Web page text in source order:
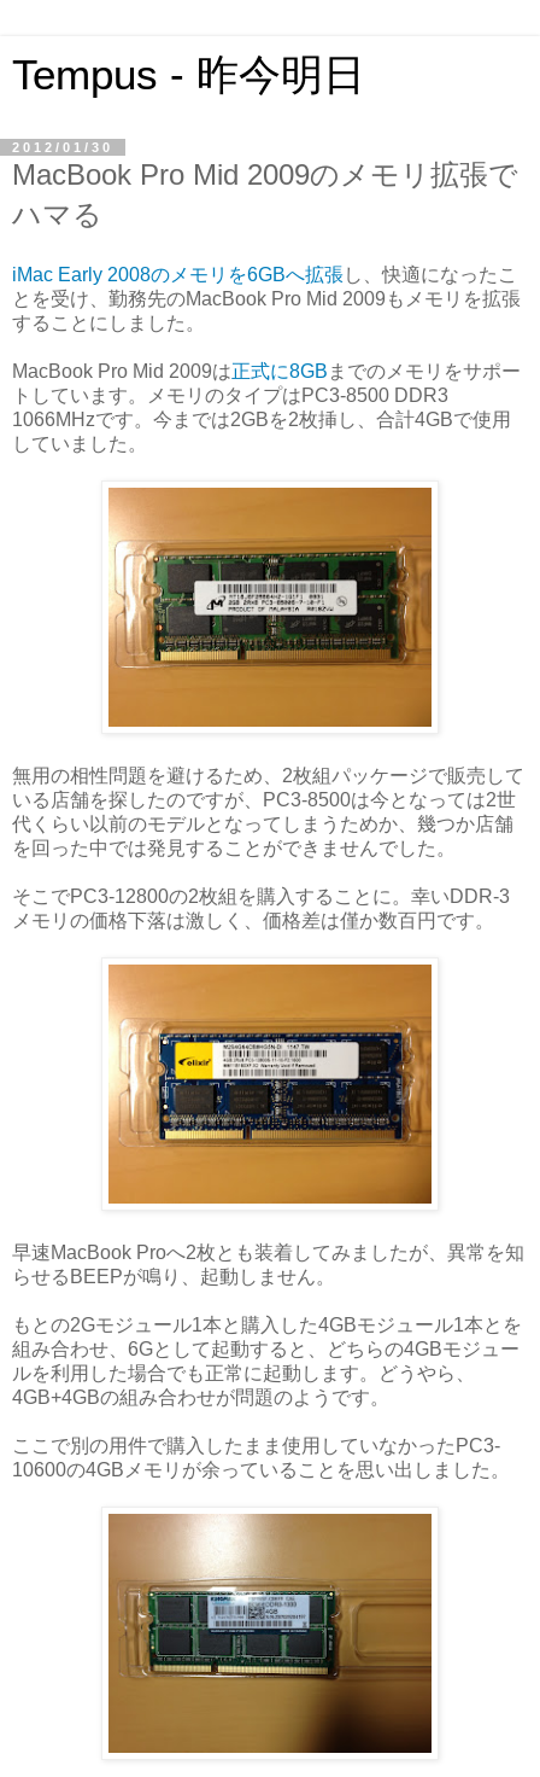
Tempus - 昨今明日
2012/01/30
MacBook Pro Mid 2009のメモリ拡張で
ハマる
iMac Early 2008のメモリを6GBへ拡張し、快適になったこ
とを受け、勤務先のMacBook Pro Mid 2009もメモリを拡張
することにしました。
MacBook Pro Mid 2009は正式に8GB までのメモリをサポー
トしています。メモリのタイプはPC3-8500 DDR3
1066MHzです。今までは2GBを2枚挿し、合計4GBで使用
していました。
無用の相性問題を避けるため、2枚組パッケージで販売して
いる店舗を探したのですが、PC3-8500は今となっては2世
代くらい以前のモデルとなってしまうためか、幾つか店舗
を回った中では発見することができませんでした。
そこでPC3-12800の2枚組を購入することに。幸いDDR-3
メモリの価格下落は激しく、価格差は僅か数百円です。
早速MacBook Proへ2枚とも装着してみましたが、異常を知
らせるBEEPが鳴り、起動しません。
もとの2Gモジュール1本と購入した4GBモジュール1本とを
組み合わせ、6Gとして起動すると、どちらの4GBモジュー
ルを利用した場合でも正常に起動します。どうやら、
4GB+4GBの組み合わせが問題のようです。
ここで別の用件で購入したまま使用していなかったPC3-
10600の4GBメモリが余っていることを思い出しました。